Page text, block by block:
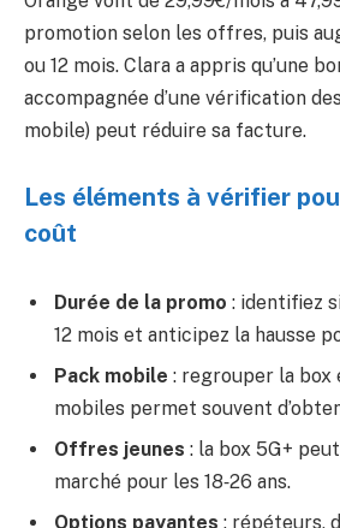
promotion selon les offres, puis
ou 12 mois. Clara a appris qu’une
accompagnée d’une vérification
mobile) peut réduire sa facture.
Les éléments à vérifier
coût
Durée de la promo : identifiez
12 mois et anticipez la hausse
Pack mobile : regrouper la
mobiles permet souvent
Offres jeunes : la box 5G+
marché pour les 18‑26 ans.
Options payantes : répéteurs,